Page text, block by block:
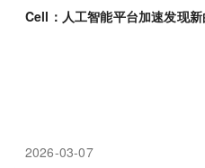
Cell：人工智能平台加速发现
2026-03-07